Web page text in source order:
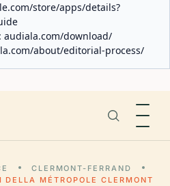
store/apps/details?
audiala.com/download/
about/editorial-process/
CLERMONT-FERRAND
MÉTROPOLE CLERMONT